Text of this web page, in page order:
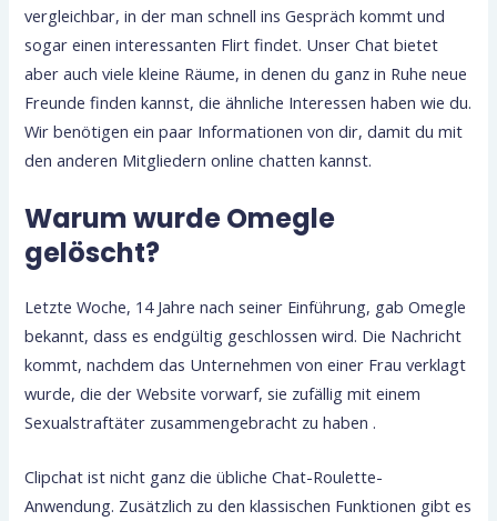
vergleichbar, in der man schnell ins Gespräch kommt und
sogar einen interessanten Flirt findet. Unser Chat bietet
aber auch viele kleine Räume, in denen du ganz in Ruhe neue
Freunde finden kannst, die ähnliche Interessen haben wie du.
Wir benötigen ein paar Informationen von dir, damit du mit
den anderen Mitgliedern online chatten kannst.
Warum wurde Omegle
gelöscht?
Letzte Woche, 14 Jahre nach seiner Einführung, gab Omegle
bekannt, dass es endgültig geschlossen wird. Die Nachricht
kommt, nachdem das Unternehmen von einer Frau verklagt
wurde, die der Website vorwarf, sie zufällig mit einem
Sexualstraftäter zusammengebracht zu haben .
Clipchat ist nicht ganz die übliche Chat-Roulette-
Anwendung. Zusätzlich zu den klassischen Funktionen gibt es